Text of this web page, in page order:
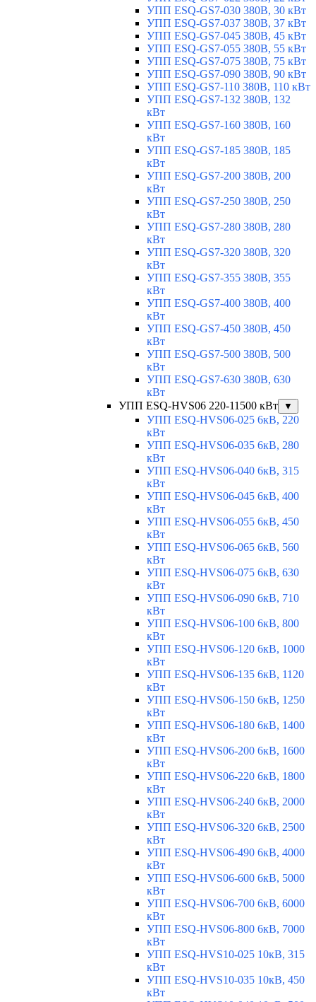
УПП ESQ-GS7-030 380В, 30 кВт
УПП ESQ-GS7-037 380В, 37 кВт
УПП ESQ-GS7-045 380В, 45 кВт
УПП ESQ-GS7-055 380В, 55 кВт
УПП ESQ-GS7-075 380В, 75 кВт
УПП ESQ-GS7-090 380В, 90 кВт
УПП ESQ-GS7-110 380В, 110 кВт
УПП ESQ-GS7-132 380В, 132
кВт
УПП ESQ-GS7-160 380В, 160
кВт
УПП ESQ-GS7-185 380В, 185
кВт
УПП ESQ-GS7-200 380В, 200
кВт
УПП ESQ-GS7-250 380В, 250
кВт
УПП ESQ-GS7-280 380В, 280
кВт
УПП ESQ-GS7-320 380В, 320
кВт
УПП ESQ-GS7-355 380В, 355
кВт
УПП ESQ-GS7-400 380В, 400
кВт
УПП ESQ-GS7-450 380В, 450
кВт
УПП ESQ-GS7-500 380В, 500
кВт
УПП ESQ-GS7-630 380В, 630
кВт
УПП ESQ-HVS06 220-11500 кВт
▼
УПП ESQ-HVS06-025 6кВ, 220
кВт
УПП ESQ-HVS06-035 6кВ, 280
кВт
УПП ESQ-HVS06-040 6кВ, 315
кВт
УПП ESQ-HVS06-045 6кВ, 400
кВт
УПП ESQ-HVS06-055 6кВ, 450
кВт
УПП ESQ-HVS06-065 6кВ, 560
кВт
УПП ESQ-HVS06-075 6кВ, 630
кВт
УПП ESQ-HVS06-090 6кВ, 710
кВт
УПП ESQ-HVS06-100 6кВ, 800
кВт
УПП ESQ-HVS06-120 6кВ, 1000
кВт
УПП ESQ-HVS06-135 6кВ, 1120
кВт
УПП ESQ-HVS06-150 6кВ, 1250
кВт
УПП ESQ-HVS06-180 6кВ, 1400
кВт
УПП ESQ-HVS06-200 6кВ, 1600
кВт
УПП ESQ-HVS06-220 6кВ, 1800
кВт
УПП ESQ-HVS06-240 6кВ, 2000
кВт
УПП ESQ-HVS06-320 6кВ, 2500
кВт
УПП ESQ-HVS06-490 6кВ, 4000
кВт
УПП ESQ-HVS06-600 6кВ, 5000
кВт
УПП ESQ-HVS06-700 6кВ, 6000
кВт
УПП ESQ-HVS06-800 6кВ, 7000
кВт
УПП ESQ-HVS10-025 10кВ, 315
кВт
УПП ESQ-HVS10-035 10кВ, 450
кВт